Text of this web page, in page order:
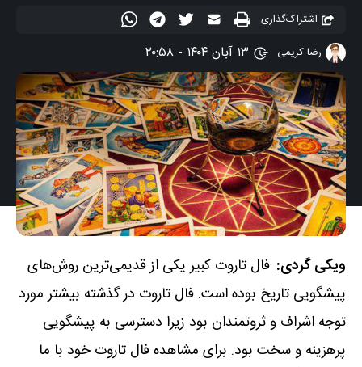
اشتراک‌گذاری
رضا کریمی
۱۳ آبان ۱۴۰۴ - ۲۰:۵۸
ویکی گردی: فال تاروت کبیر یکی از قدیمی‌ترین روش‌های
پیشگویی تاریخ بوده است. فال تاروت در گذشته بیشتر مورد
توجه اشراف و ثروتمندان بود زیرا دسترسی به پیشگویی
پرهزینه و سخت بود. برای مشاهدهفال تاروت خود با ما